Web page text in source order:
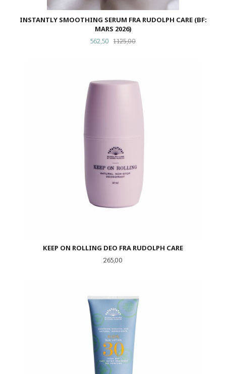
INSTANTLY SMOOTHING SERUM FRA RUDOLPH CARE (BF:
MARS 2026)
Tilbud
562,50 1 125,00Rabatt
KEEP ON ROLLING DEO FRA RUDOLPH CARE
Pris
265,00